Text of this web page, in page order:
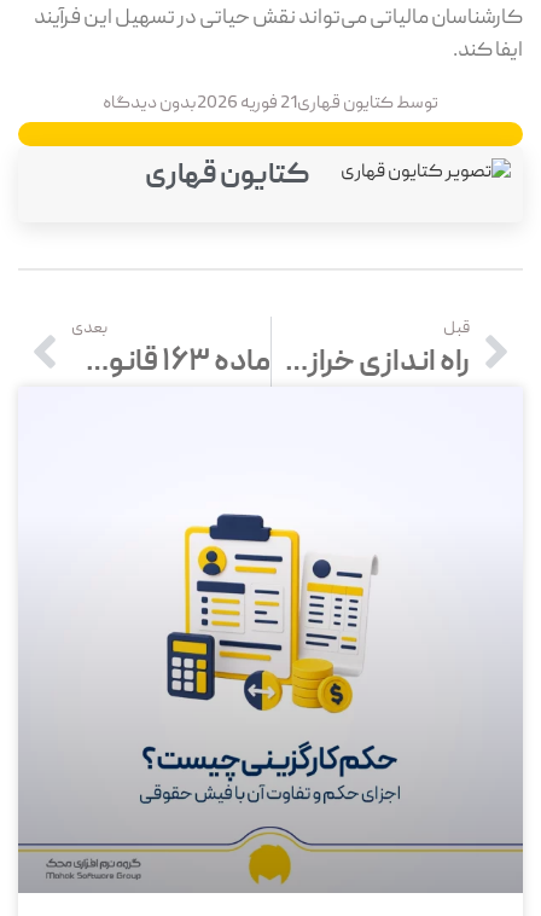
کارشناسان مالیاتی می‌تواند نقش حیاتی در تسهیل این فرآیند
ایفا کند.
توسطکتایون قهاری21 فوریه 2026 بدون دیدگاه
کتایون قهاری
قبل
راه اندازی خرازی در 7 مرحله با بررسی مزایا و معایب و لیست تجهیزات
بعدی
ماده ۱۶۳ قانون مالیات‌های مستقیم؛ بررسی کامل و کاربرد در عمل